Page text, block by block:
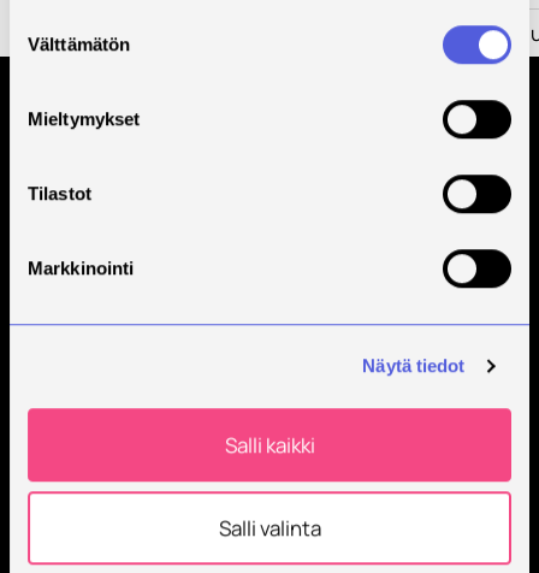
valinta
Välttämätön
Mieltymykset
Tilastot
Markkinointi
Näytä tiedot
Salli kaikki
Salli valinta
Rahoittaja
Opetus ja
Tilaa Savonian uutiskirje
korkeakoulu, joka kouluttaa, tutkii, kehittää ja
Opiskelijoita + 9000